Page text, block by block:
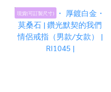
現貨(可訂製尺寸)